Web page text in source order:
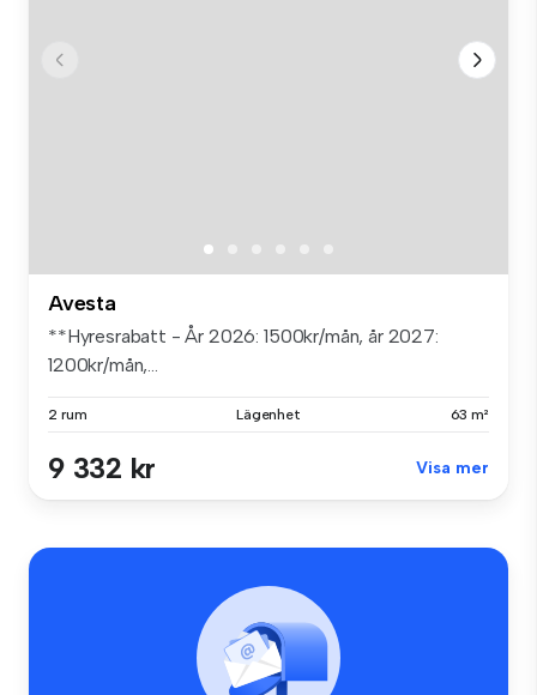
Avesta
**Hyresrabatt - År 2026: 1500kr/mån, år 2027:
1200kr/mån,...
2 rum Lägenhet 63 m²
9 332 kr Visa mer